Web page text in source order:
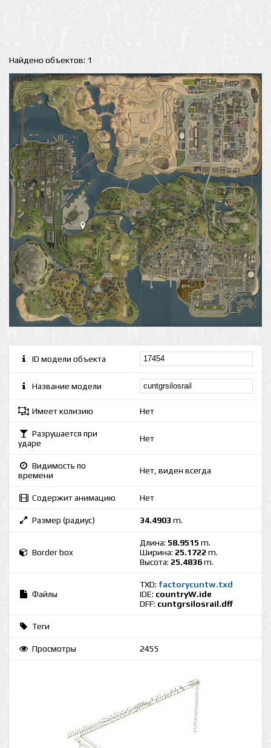
Найдено объектов: 1
ID модели объекта
Название модели
Имеет колизию Нет
Разрушается при
ударе
Нет
Видимость по
времени
Нет, виден всегда
Содержит анимацию Нет
Размер (радиус) 34.4903 m.
Border box
Длина: 58.9515 m.
Ширина: 25.1722 m.
Высота: 25.4836m.
Файлы
TXD: factorycuntw.txd
IDE: countryW.ide
DFF: cuntgrsilosrail.dff
Теги
Просмотры 2455